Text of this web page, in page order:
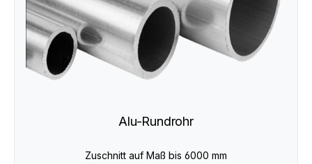
Alu-Rundrohr
Zuschnitt auf Maß bis 6000 mm